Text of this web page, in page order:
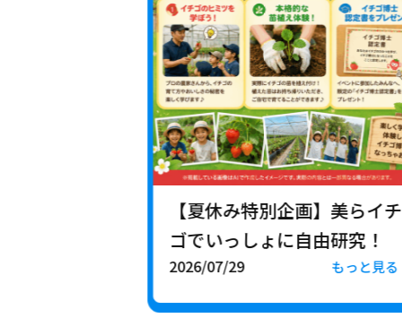
【夏休み特別企画】美らイチ
ゴでいっしょに自由研究！
2026/07/29 もっと見る